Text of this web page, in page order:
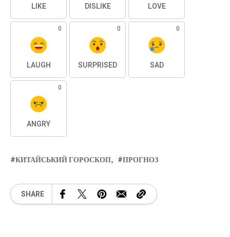
LIKE DISLIKE LOVE
0
LAUGH
0
SURPRISED
0
SAD
0
ANGRY
КИТАЙСЬКИЙ ГОРОСКОП ПРОГНОЗ
SHARE